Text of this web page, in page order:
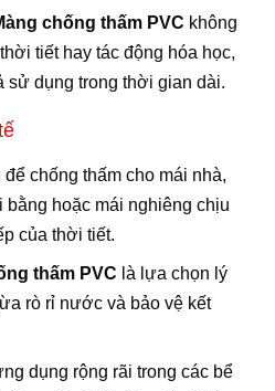
chống thấm PVC không
tiết hay tác động hóa học,
dụng trong thời gian dài.
chống thấm cho mái nhà,
bằng hoặc mái nghiêng chịu
của thời tiết.
thấm PVC là lựa chọn lý
rò rỉ nước và bảo vệ kết
dụng rộng rãi trong các bể